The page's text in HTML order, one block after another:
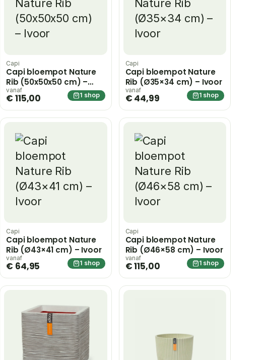
Capi
Capi bloempot Nature
Rib (50x50x50 cm) –
Ivoor
vanaf
€ 115,00 1 shop
Capi
Capi bloempot Nature
Rib (Ø35×34 cm) – Ivoor
vanaf
€ 44,99 1 shop
Capi
Capi bloempot Nature
Rib (Ø43×41 cm) – Ivoor
vanaf
€ 64,95 1 shop
Capi
Capi bloempot Nature
Rib (Ø46×58 cm) – Ivoor
vanaf
€ 115,00 1 shop